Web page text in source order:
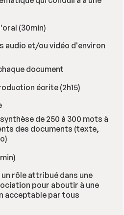
(30min)
audio et/ou vidéo d'environ
document
écrite (2h15)
de 250 à 300 mots à
des documents (texte,
rôle attribué dans une
pour aboutir à une
acceptable par tous